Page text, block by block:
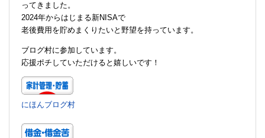
ってきました。
2024年からはじまる新NISAで
老後費用を貯めまくりたいと野望を持っています。
ブログ村に参加しています。
応援ポチしていただけると嬉しいです！
にほんブログ村